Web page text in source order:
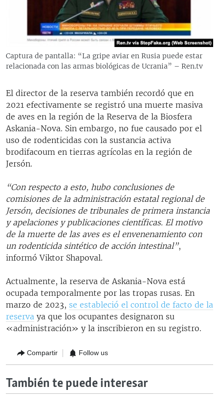
Captura de pantalla: “La gripe aviar en Rusia puede estar
relacionada con las armas biológicas de Ucrania” – Ren.tv
El director de la reserva también recordó que en
2021 efectivamente se registró una muerte masiva
de aves en la región de la Reserva de la Biosfera
Askania-Nova. Sin embargo, no fue causado por el
uso de rodenticidas con la sustancia activa
brodifacoum en tierras agrícolas en la región de
Jersón.
“Con respecto a esto, hubo conclusiones de
comisiones de la administración estatal regional de
Jersón, decisiones de tribunales de primera instancia
y apelaciones y publicaciones científicas. El motivo
de la muerte de las aves es el envenenamiento con
un rodenticida sintético de acción intestinal”,
informó Viktor Shapoval.
Actualmente, la reserva de Askania-Nova está
ocupada temporalmente por las tropas rusas. En
marzo de 2023, se estableció el control de facto de la
reserva ya que los ocupantes designaron su
«administración» y la inscribieron en su registro.
Compartir Follow us
También te puede interesar